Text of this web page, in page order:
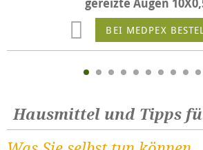
gereizte Augen
BEI MEDPEX
Hausmittel und Tipps